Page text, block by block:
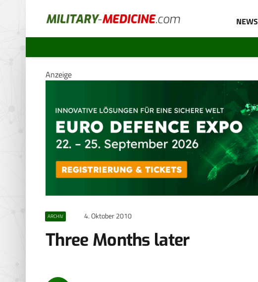
NEWS
Anzeige
ARCHIV 4. Oktober 2010
Three Months later